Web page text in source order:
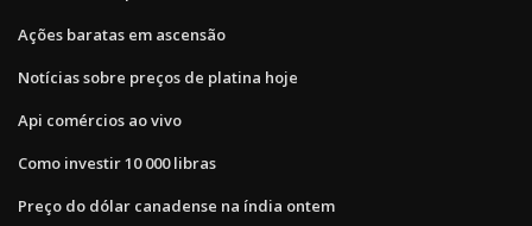
Ações baratas em ascensão
Notícias sobre preços de platina hoje
Api comércios ao vivo
Como investir 10 000 libras
Preço do dólar canadense na índia ontem